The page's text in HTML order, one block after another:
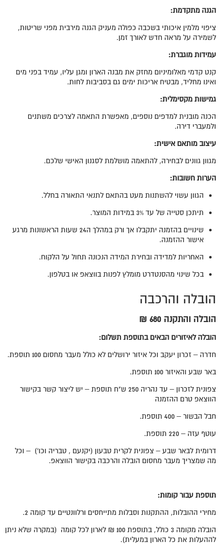
הגנה מתקדמת:
ציפוי מלמין איכותי בשכבה כפולה מעניק הגנה מירבית מפני שריטות,
לשמירה על מראה חדש לאורך זמן.
עמידות מוגברת:
קנט קדמי מאלומיניום מחזק את מבנה הארון ומגן עליו, עמיד בפני מים
ואינו מחליד, מבטיח אריכות ימים גם בסביבות לחות.
גמישות מקסימלית:
הכנה מובנית למדפים נוספים, מאפשרת התאמה לצרכים משתנים
ולמעברי דירה.
עיצוב מותאם אישית:
מגוון גוונים לבחירה, להתאמה מושלמת לסגנון האישי שלכם.
הערות חשובות:
הגוון עשוי להשתנות מעט בהתאם לתנאי התאורה בחלל.
תיתכן סטייה של עד 3% במידות המוצר.
שינויים בהזמנה יתקבלו אך ורק במהלך ה24 שעות הראשונות מרגע
אישור ההזמנה.
האחריות למדידה ובחירת המידה הנכונה תחול על הלקוח.
בכל שינוי מהסנטדרט מומלץ לפנות בווצאפ או בטלפון.
הובלה והרכבה
הובלה והתקנה 680 ₪
הובלה לאיזורים הבאים בתוספת תשלום:
חדרה – זכרון יעקב וכל איזור ירושלים לא כולל מעבר מחסום 100 תוספת.
באר שבע והאיזור 100 תוספת.
צפונית לזכרון – עד נהריה 250 ש"ח תוספת – יש ליצור קשר בקישור
הווצאפ טרם ההזמנה
חבל הבשור – 400 תוספת.
עוטף עזה – 220 תוספת.
דרומית לבאר שבע – צפונית לקרית טבעון (יקנעם , טבריה וכו') – וכל
מה שמצריך מעבר מחסום הובלה והרכבה בקישור הווצאפ.
תוספת עבור קומות:
מחירי ההובלות, ההתקנות וסבלות מתייחסים ורלוונטיים עד קומה 2.
הובלה מקומה 3 כולל, בתוספת 100 ₪ לארון לכל קומה (במקרה שלא ניתן
לההעלות את כל הארון במעלית).